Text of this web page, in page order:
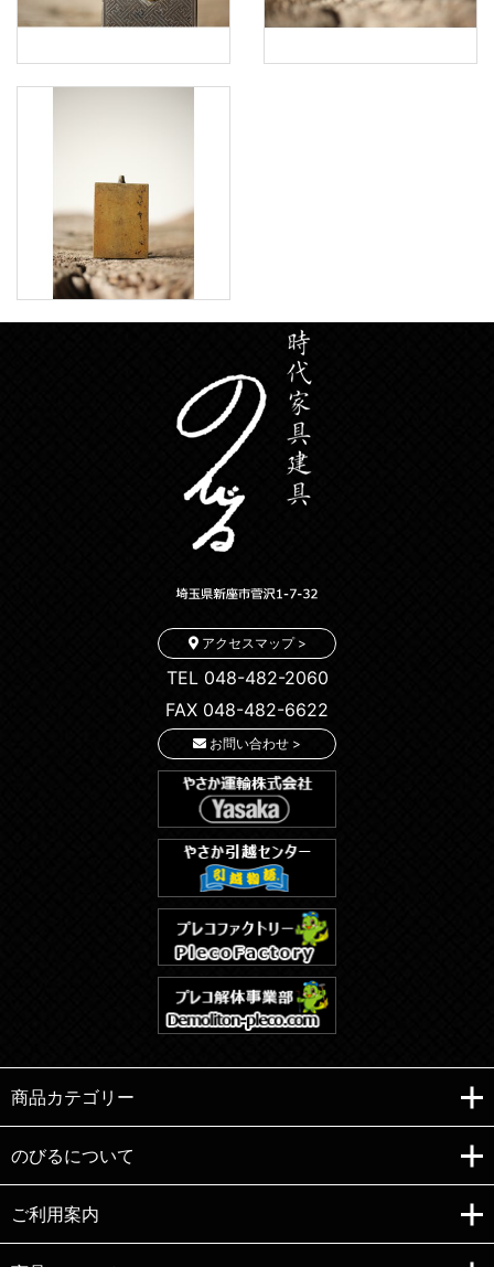
アクセスマップ >
TEL 048-482-2060
FAX 048-482-6622
お問い合わせ >
商品カテゴリー
のびるについて
ご利用案内